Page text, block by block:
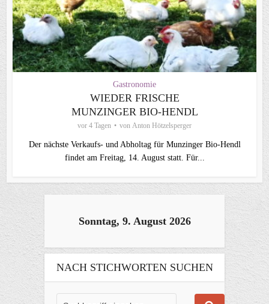
Gastronomie
WIEDER FRISCHE
MUNZINGER BIO-HENDL
vor 4 Tagen von Anton Hötzelsperger
Der nächste Verkaufs- und Abholtag für Munzinger Bio-Hendl
findet am Freitag, 14. August statt. Für...
Sonntag, 9. August 2026
NACH STICHWORTEN SUCHEN